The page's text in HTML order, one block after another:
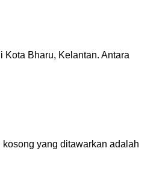
Bharu, Kelantan. Antara
yang ditawarkan adalah